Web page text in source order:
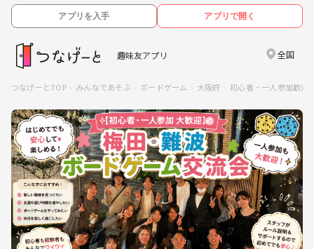
アプリを入手 アプリで開く
趣味友アプリ 全国
つなげーとTOP みんなであそぶ ボードゲーム 大阪府 初心者・一人参加歓